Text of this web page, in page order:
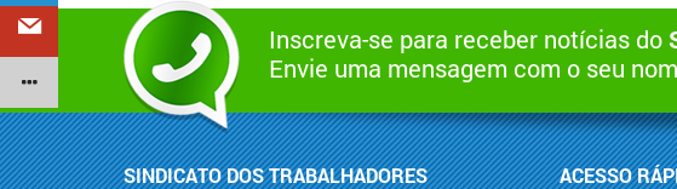
Inscreva-se para receber notícias do
Envie uma mensagem com o seu
SINDICATO DOS TRABALHADORES
ACESSO